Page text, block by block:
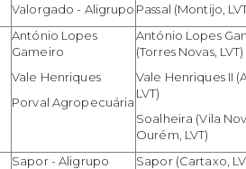
Valorgado - Aligrupo Passal (Montijo,
António Lopes
Gameiro
Vale Henriques
Porval Agropecuária
António Lopes
(Torres Novas, LVT)
Vale Henriques II
LVT)
Soalheira (Vila
Ourém, LVT)
Sapor - Aligrupo
Sapor (Cartaxo,